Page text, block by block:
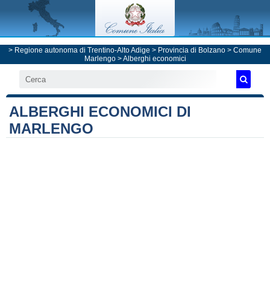
> Regione autonoma di Trentino-Alto Adige > Provincia di Bolzano > Comune
Marlengo> Alberghi economici
ALBERGHI ECONOMICI DI
MARLENGO